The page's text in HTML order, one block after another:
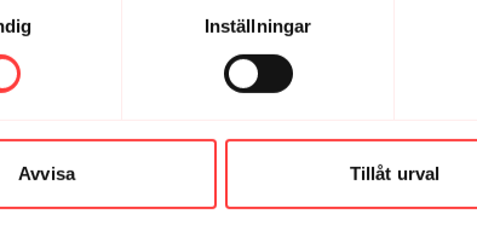
Inställningar
Avvisa Tillåt urval
bra som helst utan musik.